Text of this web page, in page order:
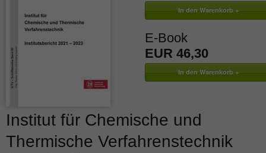
E-Book
EUR 46,30
Institut für Chemische und
Thermische Verfahrenstechnik